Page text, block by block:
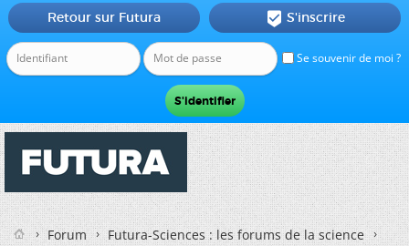
Se souvenir de moi ?
Retour sur Futura  S'inscrire
Forum
Futura-Sciences : les forums de la science